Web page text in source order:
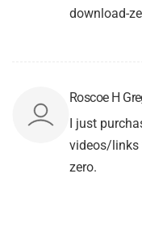
download-
Roscoe H
I just
videos/links
zero.